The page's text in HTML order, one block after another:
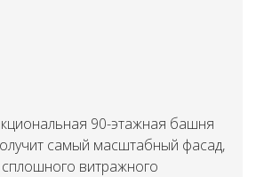
90-этажная башня
самый масштабный фасад,
витражного